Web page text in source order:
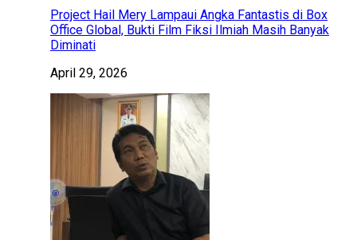
Project Hail Mery Lampaui Angka Fantastis di Box
Office Global, Bukti Film Fiksi Ilmiah Masih Banyak
Diminati
April 29, 2026